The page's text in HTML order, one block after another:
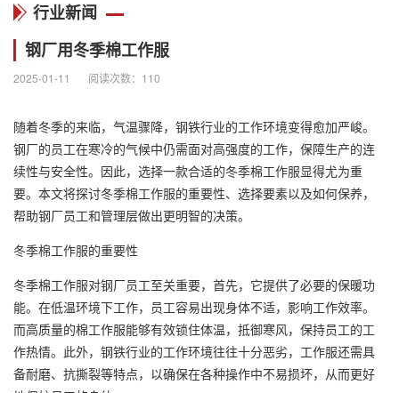
行业新闻
钢厂用冬季棉工作服
2025-01-11 阅读次数： 110
随着冬季的来临，气温骤降，钢铁行业的工作环境变得愈加严峻。
钢厂的员工在寒冷的气候中仍需面对高强度的工作，保障生产的连
续性与安全性。因此，选择一款合适的冬季棉工作服显得尤为重
要。本文将探讨冬季棉工作服的重要性、选择要素以及如何保养，
帮助钢厂员工和管理层做出更明智的决策。
冬季棉工作服的重要性
冬季棉工作服对钢厂员工至关重要，首先，它提供了必要的保暖功
能。在低温环境下工作，员工容易出现身体不适，影响工作效率。
而高质量的棉工作服能够有效锁住体温，抵御寒风，保持员工的工
作热情。此外，钢铁行业的工作环境往往十分恶劣，工作服还需具
备耐磨、抗撕裂等特点，以确保在各种操作中不易损坏，从而更好